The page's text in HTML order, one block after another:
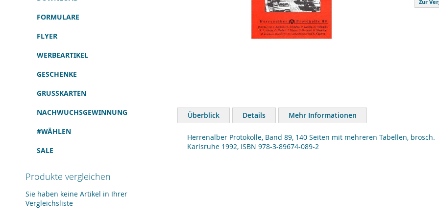
Zur
Anfang
springen
Überblick Details Mehr Informationen
Herrenalber Protokolle, Band 89, 140 Seiten mit mehreren Tabellen, brosch.
Karlsruhe 1992, ISBN 978-3-89674-089-2
FORMULARE
FLYER
WERBEARTIKEL
GESCHENKE
GRUSSKARTEN
NACHWUCHSGEWINNUNG
#WÄHLEN
SALE
Produkte vergleichen
Sie haben keine Artikel in Ihrer
Vergleichsliste